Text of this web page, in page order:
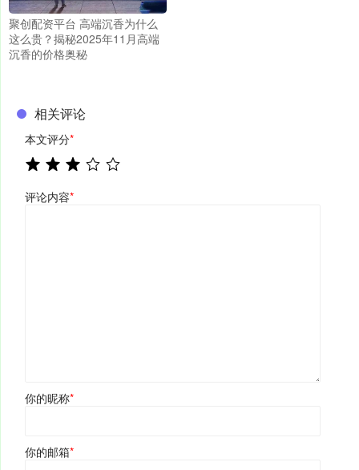
聚创配资平台 高端沉香为什么
这么贵？揭秘2025年11月高端
沉香的价格奥秘
相关评论
本文评分*
评论内容*
你的昵称*
你的邮箱*